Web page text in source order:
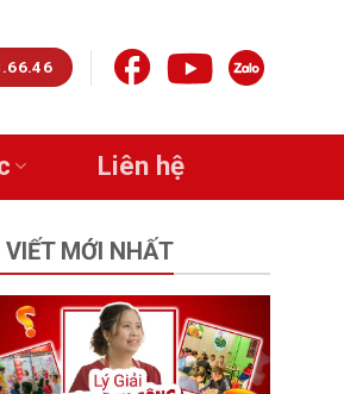
Liên hệ
VIẾT MỚI NHẤT